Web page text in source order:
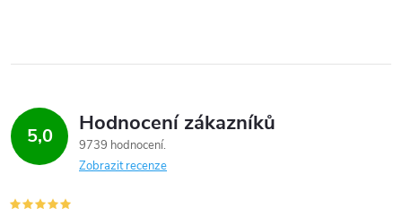
5,0 Hodnocení zákazníků
9739 hodnocení
Zobrazit recenze